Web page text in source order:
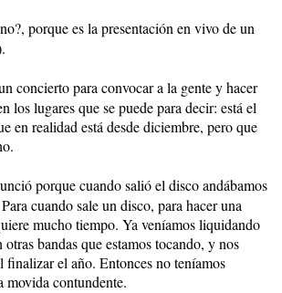
porque es la presentación en vivo de un
concierto para convocar a la gente y hacer
los lugares que se puede para decir: está el
en realidad está desde diciembre, pero que
porque cuando salió el disco andábamos
cuando sale un disco, para hacer una
mucho tiempo. Ya veníamos liquidando
bandas que estamos tocando, y nos
finalizar el año. Entonces no teníamos
movida contundente.